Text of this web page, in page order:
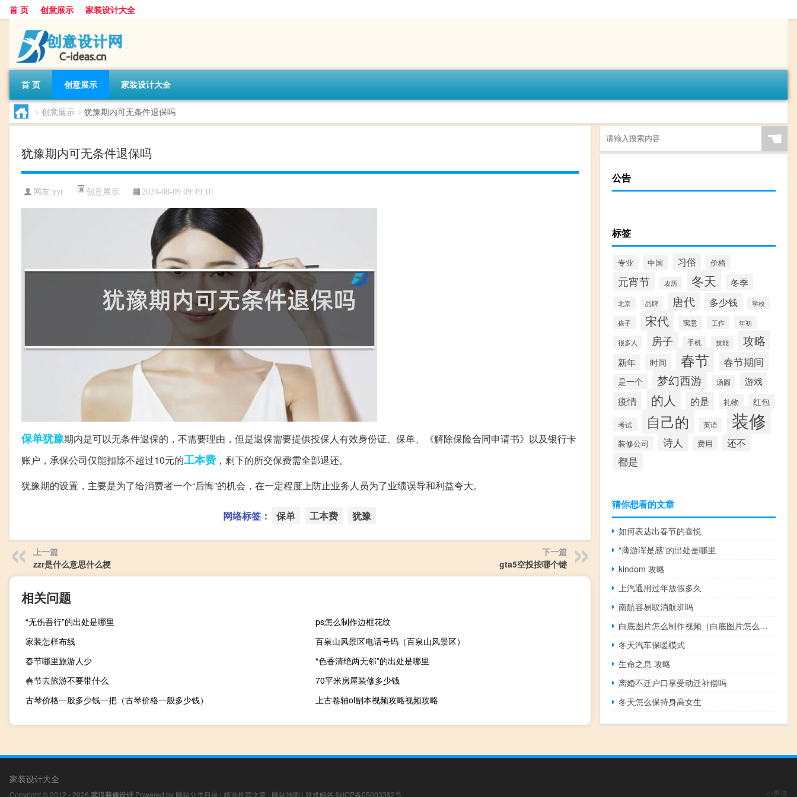
首 页 创意展示 家装设计大全
首 页 创意展示 家装设计大全
> 创意展示 > 犹豫期内可无条件退保吗
犹豫期内可无条件退保吗
网友:yyr 创意展示 2024-08-09 09:49:10
保单犹豫期内是可以无条件退保的，不需要理由，但是退保需要提供投保人有效身份证、保单、《解除保险合同申请书》以及银行卡
账户，承保公司仅能扣除不超过10元的工本费 ，剩下的所交保费需全部退还。
犹豫期的设置，主要是为了给消费者一个“后悔”的机会，在一定程度上防止业务人员为了业绩误导和利益夸大。
网络标签： 保单 工本费 犹豫
上一篇
zzr是什么意思什么梗
下一篇
gta5空投按哪个键
相关问题
“无伤吾行”的出处是哪里
ps怎么制作边框花纹
家装怎样布线
百泉山风景区电话号码（百泉山风景区）
春节哪里旅游人少
“色香清绝两无邻”的出处是哪里
春节去旅游不要带什么
70平米房屋装修多少钱
古琴价格一般多少钱一把（古琴价格一般多少钱）
上古卷轴ol副本视频攻略视频攻略
☚
公告
标签
专业 中国 习俗 价格
元宵节 农历 冬天 冬季
北京 品牌 唐代 多少钱 学校
孩子 宋代 寓意 工作 年初
很多人 房子 手机 技能 攻略
新年 时间 春节 春节期间
是一个 梦幻西游 汤圆 游戏
疫情 的人 的是 礼物 红包
考试 自己的 英语 装修
装修公司 诗人 费用 还不
都是
猜你想看的文章
如何表达出春节的喜悦
“薄游浑是感”的出处是哪里
kindom 攻略
上汽通用过年放假多久
南航容易取消航班吗
白底图片怎么制作视频（白底图片怎么制作）
冬天汽车保暖模式
生命之息 攻略
离婚不迁户口享受动迁补偿吗
冬天怎么保持身高女生
家装设计大全
Copyright © 2012 - 2026 武汉装修设计 Powered by 网站分类目录 | 精选推荐文章 | 网站地图 | 疑难解答 陕ICP备05003392号 小男孩